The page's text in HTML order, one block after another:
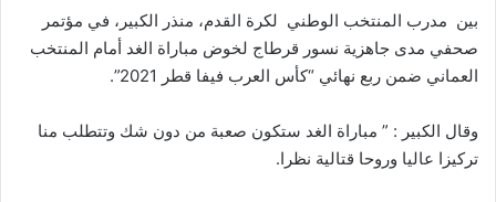
بين مدرب المنتخب الوطني لكرة القدم، منذر الكبير، في مؤتمر
صحفي مدى جاهزية نسور قرطاج لخوض مباراة الغد أمام المنتخب
العماني ضمن ربع نهائي “كأس العرب فيفا قطر 2021”.
وقال الكبير : ” مباراة الغد ستكون صعبة من دون شك وتتطلب منا
تركيزا عاليا وروحا قتالية نظرا.